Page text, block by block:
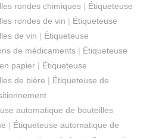
rondes chimiques | Étiqueteuse
rondes de vin | Étiqueteuse
de vin | Étiqueteuse
de médicaments | Étiqueteuse
papier | Étiqueteuse
de bière | Étiqueteuse de
automatique de bouteilles
| Étiqueteuse automatique de